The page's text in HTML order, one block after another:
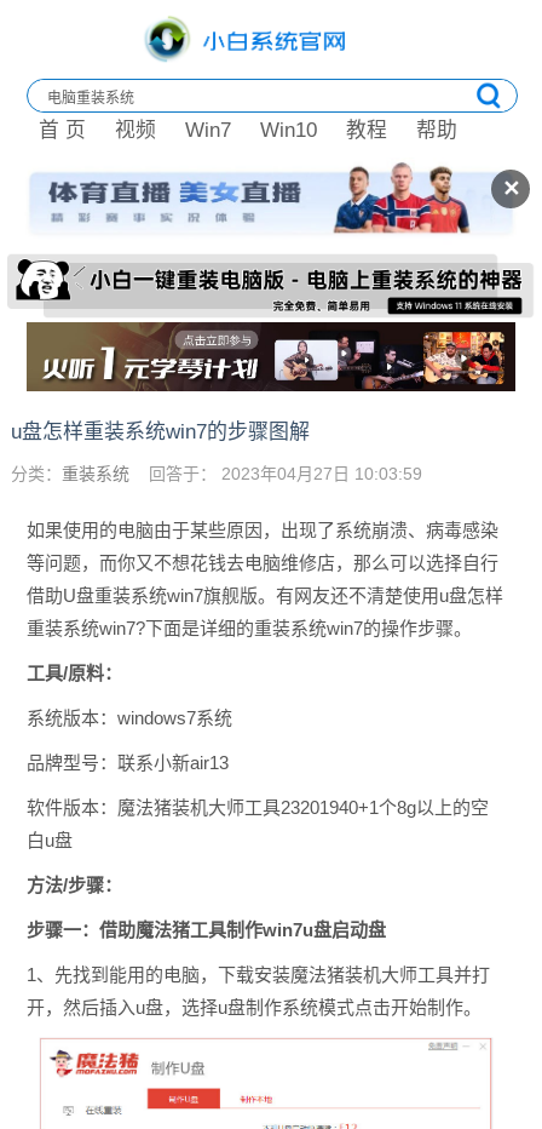
✕
首 页 视频 Win7 Win10 教程 帮助
u盘怎样重装系统win7的步骤图解
分类： 重装系统回答于： 2023年04月27日 10:03:59
如果使用的电脑由于某些原因，出现了系统崩溃、病毒感染
等问题，而你又不想花钱去电脑维修店，那么可以选择自行
借助U盘重装系统win7旗舰版。有网友还不清楚使用u盘怎样
重装系统win7?下面是详细的重装系统win7的操作步骤。
工具/原料：
系统版本：windows7系统
品牌型号：联系小新air13
软件版本：魔法猪装机大师工具23201940+1个8g以上的空
白u盘
方法/步骤：
步骤一：借助魔法猪工具制作win7u盘启动盘
1、先找到能用的电脑，下载安装魔法猪装机大师工具并打
开，然后插入u盘，选择u盘制作系统模式点击开始制作。